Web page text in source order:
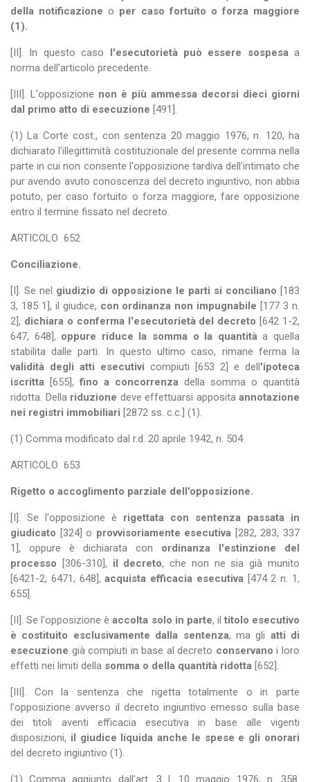
della notificazione o per caso fortuito o forza maggiore
(1).
[II]. In questo caso l'esecutorietà può essere sospesaa
norma dell'articolo precedente.
[III]. L'opposizione non è più ammessa decorsi dieci giorni
dal primo atto di esecuzione [491].
(1) La Corte cost., con sentenza 20 maggio 1976, n. 120, ha
dichiarato l'illegittimità costituzionale del presente comma nella
parte in cui non consente l'opposizione tardiva dell'intimato che
pur avendo avuto conoscenza del decreto ingiuntivo, non abbia
potuto, per caso fortuito o forza maggiore, fare opposizione
entro il termine fissato nel decreto.
ARTICOLO 652
Conciliazione.
[I]. Se nel giudizio di opposizione le parti si conciliano [183
3, 185 1], il giudice, con ordinanza non impugnabile [177 3 n.
2], dichiara o conferma l'esecutorietà del decreto [642 1-2,
647, 648], oppure riduce la somma o la quantitàa quella
stabilita dalle parti. In questo ultimo caso, rimane ferma la
validità degli atti esecutivi compiuti [653 2] e dell'ipoteca
iscritta [655],fino a concorrenza della somma o quantità
ridotta. Della riduzione deve effettuarsi apposita annotazione
nei registri immobiliari [2872 ss. c.c.] (1).
(1) Comma modificato dal r.d. 20 aprile 1942, n. 504.
ARTICOLO 653
Rigetto o accoglimento parziale dell'opposizione.
[I]. Se l'opposizione è rigettata con sentenza passata in
giudicato [324] o provvisoriamente esecutiva [282, 283, 337
1], oppure è dichiarata con ordinanza l'estinzione del
processo [306-310], il decreto, che non ne sia già munito
[6421-2, 6471, 648],acquista efficacia esecutiva[474 2 n. 1,
655].
[II]. Se l'opposizione èaccolta solo in parte, il titolo esecutivo
è costituito esclusivamente dalla sentenza, ma gli atti di
esecuzione già compiuti in base al decreto conservano i loro
effetti nei limiti della somma o della quantità ridotta [652].
[III]. Con la sentenza che rigetta totalmente o in parte
l'opposizione avverso il decreto ingiuntivo emesso sulla base
dei titoli aventi efficacia esecutiva in base alle vigenti
disposizioni, il giudice liquida anche le spese e gli onorari
del decreto ingiuntivo (1).
(1) Comma aggiunto dall'art. 3 l. 10 maggio 1976, n. 358.